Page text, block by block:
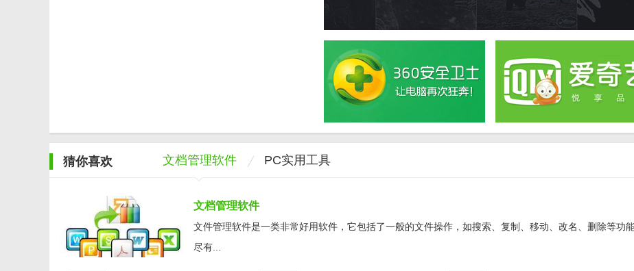
猜你喜欢 文档管理软件 PC实用工具
文档管理软件
文件管理软件是一类非常好用软件，它包括了一般的文件操作，如搜索、复制、移动、改名、删除等功
尽有...